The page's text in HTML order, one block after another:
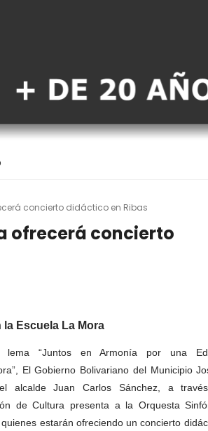
concierto didáctico en Ribas
ofrecerá concierto
la Escuela La Mora
“Juntos en Armonía por una
El Gobierno Bolivariano del Municipio
alcalde Juan Carlos Sánchez, a
de Cultura presenta a la Orquesta
estarán ofreciendo un concierto